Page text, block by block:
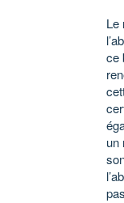
Le
ce
un